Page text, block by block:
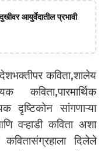
आयुर्वेदातील प्रभावी
कविता,शालेय
कविता,पारमार्थिक
दृष्टिकोन सांगणाऱ्या
वऱ्हाडी कविता अशा
दिलेले